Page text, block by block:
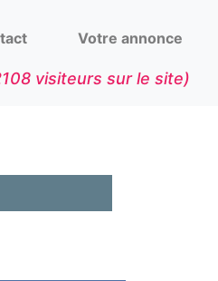
Votre annonce
visiteurs sur le site)